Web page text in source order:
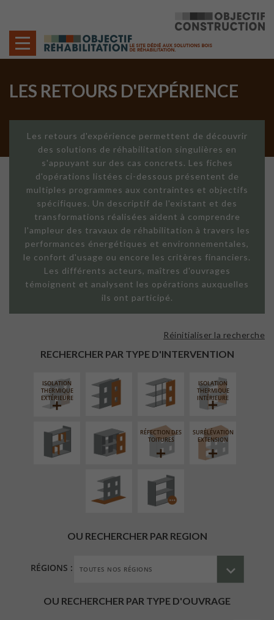
LES RETOURS D'EXPÉRIENCE
Les retours d'expérience permettent de découvrir
des solutions de réhabilitation singulières en
s'appuyant sur des cas concrets. Les fiches
d'opérations listées ci-dessous présentent de
multiples programmes aux contraintes et objectifs
spécifiques. Un descriptif de l'existant et des
transformations réalisées aident à comprendre
l'ampleur des travaux de réhabilitation à travers les
performances énergétiques et environnementales,
le confort d'usage ou encore les critères financiers.
Les différents acteurs, maîtres d'ouvrages
témoignent et analysent les opérations auxquelles
ils ont participé.
RECHERCHER PAR TYPE D'INTERVENTION
Réinitialiser la recherche
ISOLATION
THERMIQUE
EXTÉRIEURE
FAÇADE SUR
LINÉAIRE
ISOLATION
THERMIQUE
INTÉRIEURE
RÉAMÉNAGEMENT
INTÉRIEUR
FERMETURE
LOGGIAS
RÉFECTION DES
TOITURES
SURÉLÉVATION
EXTENSION
AMÉNAGEMENT
EXTÉRIEUR
PROCÉDÉ
PARTICULIER
OU RECHERCHER PAR REGION
RÉGIONS :
OU RECHERCHER PAR TYPE D'OUVRAGE